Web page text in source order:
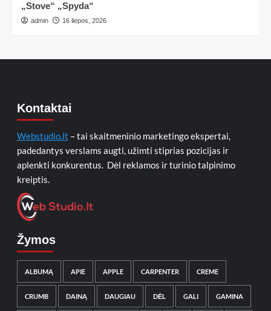
„Stove“ „Spyda“
admin 16 liepos, 2026
Kontaktai
Webstudio.lt – tai skaitmeninio marketingo ekspertai,
padedantys verslams augti, užimti stiprias pozicijas ir
aplenkti konkurentus. Dėl reklamos ir turinio talpinimo
kreiptis.
Žymos
ALBUMĄ APIE APPLE CARPENTER CREME
CRUMB DAINĄ DAUGIAU DĖL GALI GAMINA